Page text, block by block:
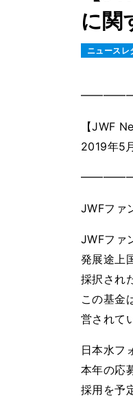
に関
ニュースレ
【JWF
2019年5
JWFファ
JWFファ
発展途上
採択され
この基金
営されて
日本水フ
本年の応
採用を予